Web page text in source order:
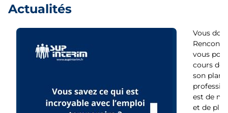
Actualités
Vous
vous
cours de
son plan
est de
et de